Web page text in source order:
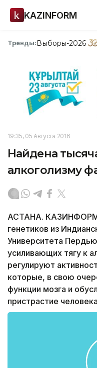
KAZINFORM
Тренды:Выборы-2026
19:35, 05 Августа 2016
Найдена
алкоголизму
АСТАНА. КАЗИНФОРМ
генетиков из
Университета
усиливающих тягу к
регулируют
которые, в свою
функции мозга и
пристрастие